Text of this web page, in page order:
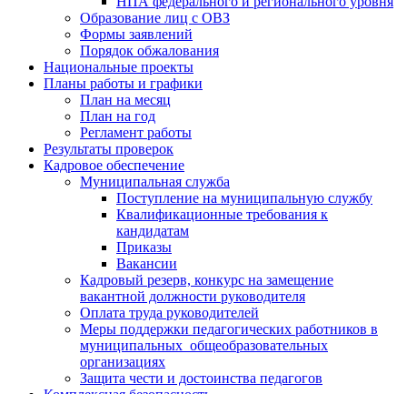
Образование лиц с ОВЗ
Формы заявлений
Порядок обжалования
Национальные проекты
Планы работы и графики
План на месяц
План на год
Регламент работы
Результаты проверок
Кадровое обеспечение
Муниципальная служба
Поступление на муниципальную службу
Квалификационные требования к
кандидатам
Приказы
Вакансии
Кадровый резерв, конкурс на замещение
вакантной должности руководителя
Оплата труда руководителей
Меры поддержки педагогических работников в
муниципальных общеобразовательных
организациях
Защита чести и достоинства педагогов